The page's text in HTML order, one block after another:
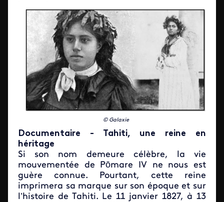
© Galaxie
Documentaire - Tahiti, une reine en
héritage
Si son nom demeure célèbre, la vie
mouvementée de Pōmare IV ne nous est
guère connue. Pourtant, cette reine
imprimera sa marque sur son époque et sur
l’histoire de Tahiti. Le 11 janvier 1827, à 13